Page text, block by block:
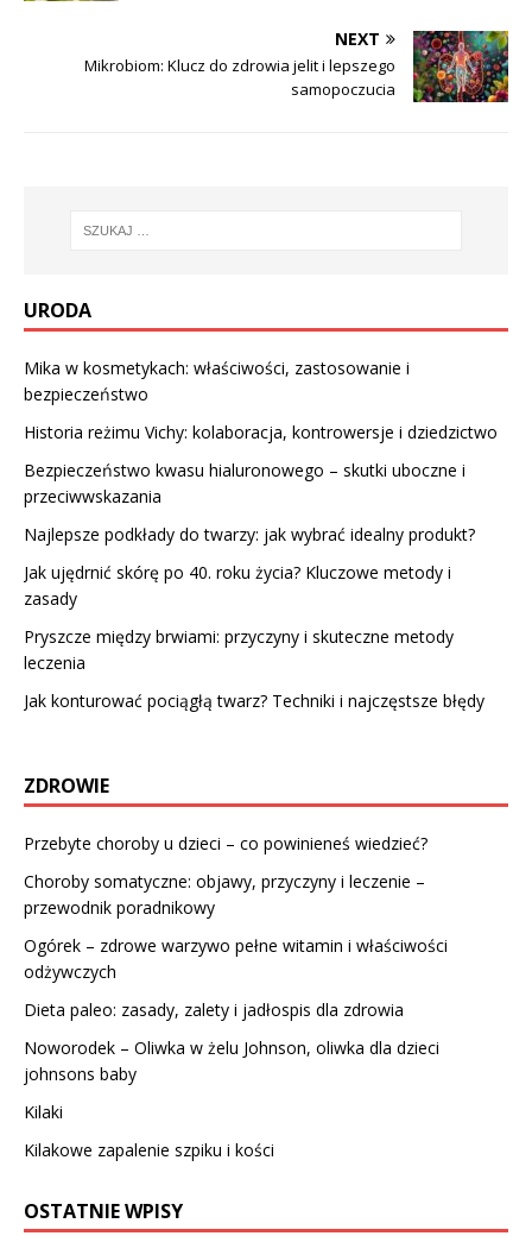
NEXT
Mikrobiom: Klucz do zdrowia jelit i lepszego
samopoczucia
URODA
Mika w kosmetykach: właściwości, zastosowanie i
bezpieczeństwo
Historia reżimu Vichy: kolaboracja, kontrowersje i dziedzictwo
Bezpieczeństwo kwasu hialuronowego – skutki uboczne i
przeciwwskazania
Najlepsze podkłady do twarzy: jak wybrać idealny produkt?
Jak ujędrnić skórę po 40. roku życia? Kluczowe metody i
zasady
Pryszcze między brwiami: przyczyny i skuteczne metody
leczenia
Jak konturować pociągłą twarz? Techniki i najczęstsze błędy
ZDROWIE
Przebyte choroby u dzieci – co powinieneś wiedzieć?
Choroby somatyczne: objawy, przyczyny i leczenie –
przewodnik poradnikowy
Ogórek – zdrowe warzywo pełne witamin i właściwości
odżywczych
Dieta paleo: zasady, zalety i jadłospis dla zdrowia
Noworodek – Oliwka w żelu Johnson, oliwka dla dzieci
johnsons baby
Kilaki
Kilakowe zapalenie szpiku i kości
OSTATNIE WPISY